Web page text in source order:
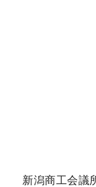
新潟商工会議